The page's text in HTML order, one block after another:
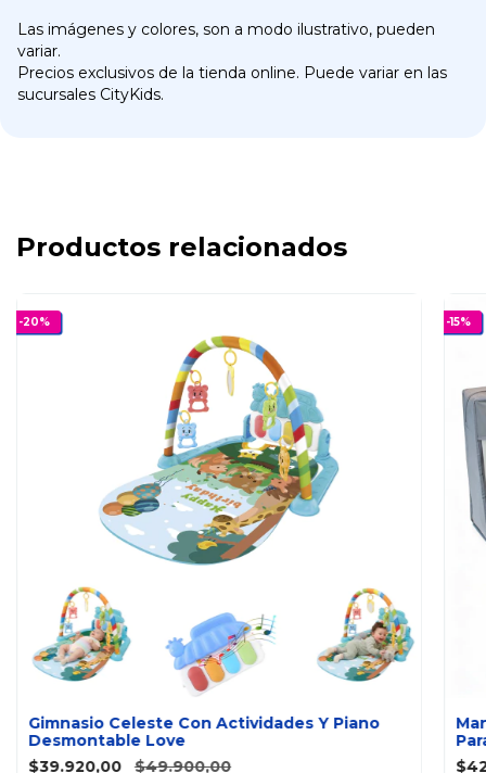
Las imágenes y colores, son a modo ilustrativo, pueden
variar.
Precios exclusivos de la tienda online. Puede variar en las
sucursales CityKids.
Productos relacionados
-20%
Gimnasio Celeste Con Actividades Y Piano
Desmontable Love
$39.920,00
$49.900,00
-15%